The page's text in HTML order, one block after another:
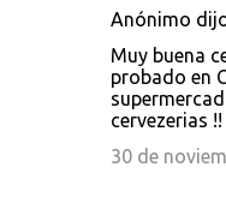
Anónimo
Muy buena
probado en
cervezerias !!
30 de